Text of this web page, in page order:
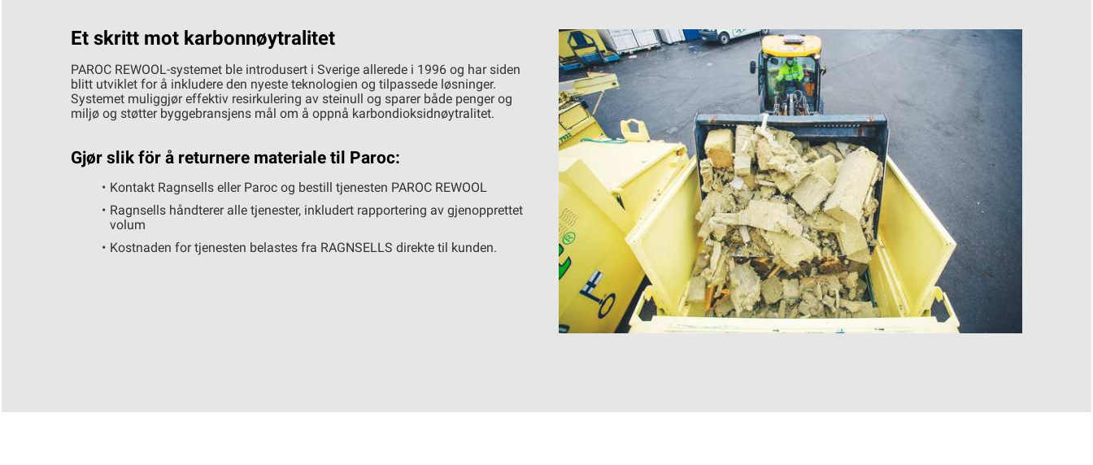
Et skritt mot karbonnøytralitet
PAROC REWOOL-systemet ble introdusert i Sverige allerede i 1996 og har siden
blitt utviklet for å inkludere den nyeste teknologien og tilpassede løsninger.
Systemet muliggjør effektiv resirkulering av steinull og sparer både penger og
miljø og støtter byggebransjens mål om å oppnå karbondioksidnøytralitet.
Gjør slik för å returnere materiale til Paroc:
Kontakt Ragnsells eller Paroc og bestill tjenesten PAROC REWOOL
Ragnsells håndterer alle tjenester, inkludert rapportering av gjenopprettet
volum
Kostnaden for tjenesten belastes fra RAGNSELLS direkte til kunden.